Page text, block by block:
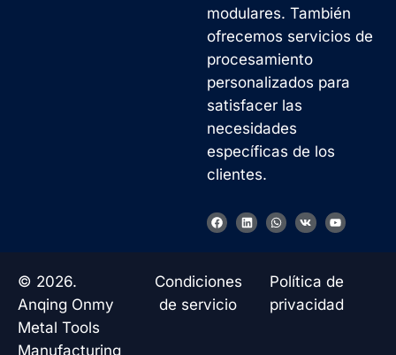
modulares. También
ofrecemos servicios de
procesamiento
personalizados para
satisfacer las
necesidades
específicas de los
clientes.
F
a
o
L
i
W
h
a
p
V
k
Y
o
b
e
© 2026.
Anqing Onmy
Metal Tools
Manufacturing
Condiciones
de servicio
Política de
privacidad
Russian
Chinese